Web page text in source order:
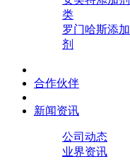
类
罗门哈斯添加
剂
合作伙伴
新闻资讯
公司动态
业界资讯